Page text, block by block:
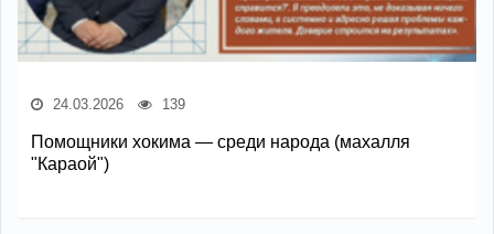
24.03.2026 139
Помощники хокима — среди народа (махалля
"Караой")